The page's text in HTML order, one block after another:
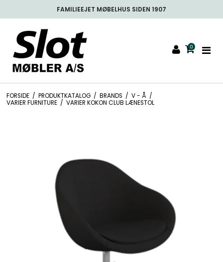
FREMRAGENDE PÅ TRUSTPILOT
0
FORSIDE / PRODUKTKATALOG / BRANDS / V - Å /
VARIER FURNITURE / VARIER KOKON CLUB LÆNESTOL